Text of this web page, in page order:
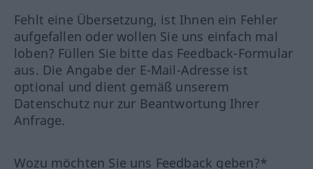
Fehlt eine Übersetzung, ist Ihnen ein Fehler
aufgefallen oder wollen Sie uns einfach mal
loben? Füllen Sie bitte das Feedback-Formular
aus. Die Angabe der E-Mail-Adresse ist
optional und dient gemäß unserem
Datenschutz nur zur Beantwortung Ihrer
Anfrage.
Wozu möchten Sie uns Feedback geben?*